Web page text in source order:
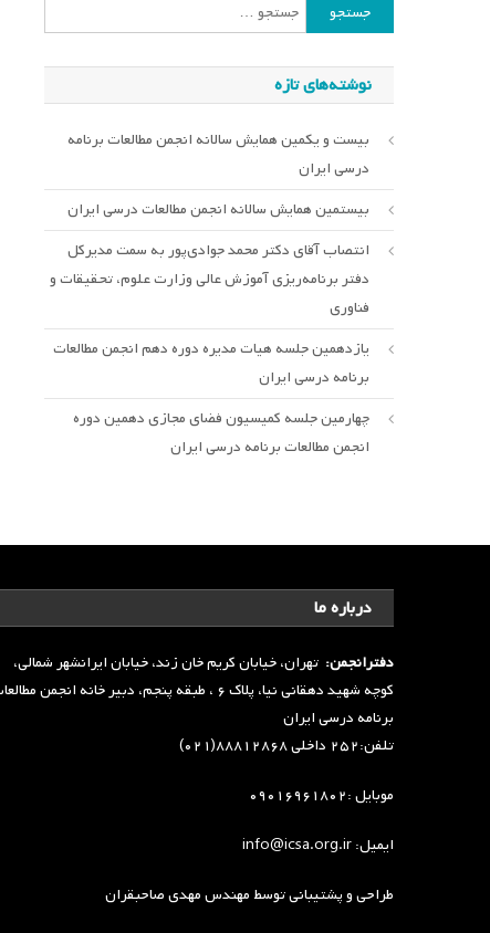
جستجو
برای:
نوشته‌های تازه
بیست و یکمین همایش سالانه انجمن مطالعات برنامه
درسی ایران
بیستمین همایش سالانه انجمن مطالعات درسی ایران
انتصاب آقای دکتر محمد جوادی‌پور به سمت مدیرکل
دفتر برنامه‌ریزی آموزش عالی وزارت علوم، تحقیقات و
فناوری
یازدهمین جلسه هیات مدیره دوره دهم انجمن مطالعات
برنامه درسی ایران
چهارمین جلسه کمیسیون فضای مجازی دهمین دوره
انجمن مطالعات برنامه درسی ایران
درباره ما
دفترانجمن: تهران، خیابان کریم خان زند، خیابان ایرانشهر شمالی،
کوچه شهید دهقانی نیا، پلاک ۶ ، طبقه پنجم، دبیر خانه انجمن
برنامه درسی ایران
تلفن:۲۵۲ داخلی ۸۸۸۱۲۸۶۸(۰۲۱)
موبایل :۰۹۰۱۶۹۶۱۸۰۲
ایمیل: info@icsa.org.ir
طراحی و پشتیبانی توسطمهندس مهدی صاحبقران